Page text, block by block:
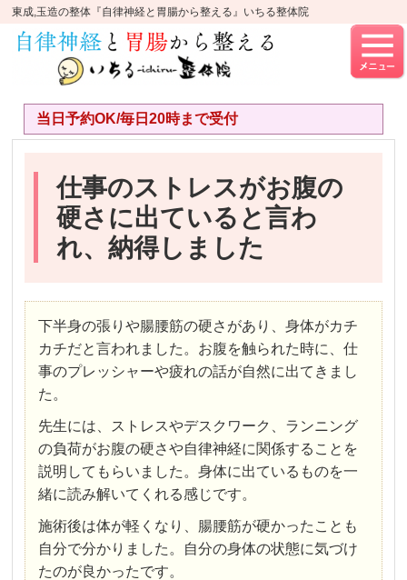
東成,玉造の整体『自律神経と胃腸から整える』いちる整体院
当日予約OK/毎日20時まで受付
仕事のストレスがお腹の
硬さに出ていると言わ
れ、納得しました
下半身の張りや腸腰筋の硬さがあり、身体がカチ
カチだと言われました。お腹を触られた時に、仕
事のプレッシャーや疲れの話が自然に出てきまし
た。
先生には、ストレスやデスクワーク、ランニング
の負荷がお腹の硬さや自律神経に関係することを
説明してもらいました。身体に出ているものを一
緒に読み解いてくれる感じです。
施術後は体が軽くなり、腸腰筋が硬かったことも
自分で分かりました。自分の身体の状態に気づけ
たのが良かったです。